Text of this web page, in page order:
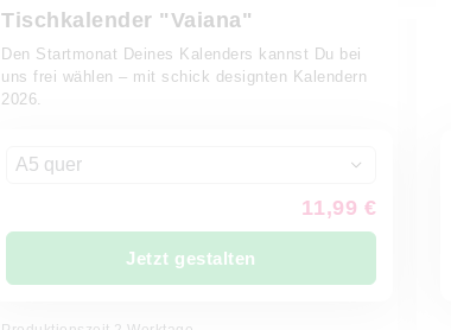
Tischkalender "Vaiana"
Den Startmonat Deines Kalenders kannst Du bei
uns frei wählen – mit schick designten Kalendern
2026.
A5 quer
11,99 €
Jetzt gestalten